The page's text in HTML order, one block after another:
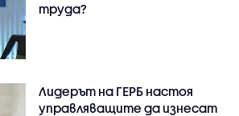
труда?
Лидерът на ГЕРБ настоя
управляващите да изнесат